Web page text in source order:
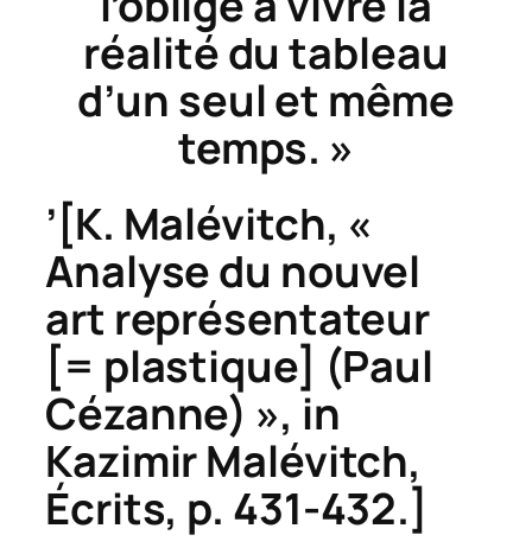
réalité du tableau
d’un seul et même
temps. »
’[K. Malévitch, «
Analyse du nouvel
art représentateur
[= plastique] (Paul
Cézanne) », in
Kazimir Malévitch,
Écrits, p. 431-432.]